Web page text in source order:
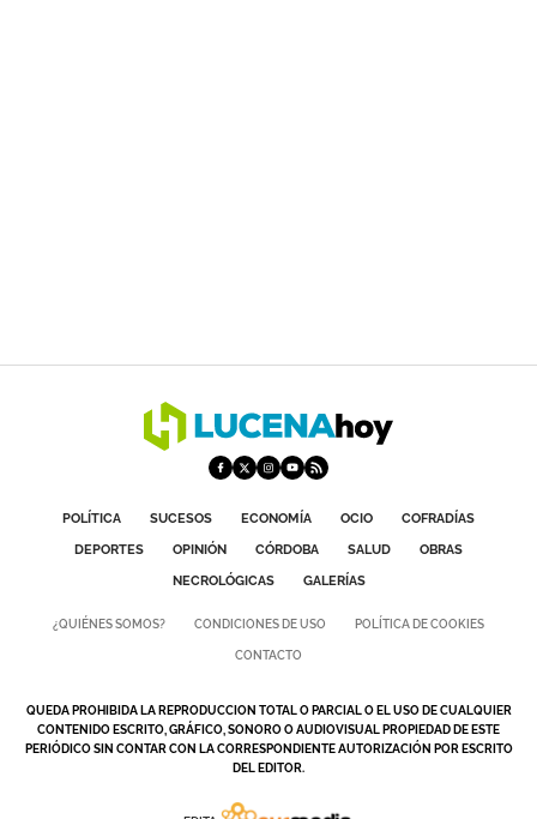
POLÍTICA SUCESOS ECONOMÍA OCIO
COFRADÍAS
DEPORTES
OPINIÓN CÓRDOBA SALUD
OBRAS
NECROLÓGICAS
GALERÍAS
¿QUIÉNES SOMOS? CONDICIONES DE USO POLÍTICA DE COOKIES
CONTACTO
QUEDA PROHIBIDA LA REPRODUCCION TOTAL O PARCIAL O EL USO DE CUALQUIER
CONTENIDO ESCRITO, GRÁFICO, SONORO O AUDIOVISUAL PROPIEDAD DE ESTE
PERIÓDICO SIN CONTAR CON LA CORRESPONDIENTE AUTORIZACIÓN POR ESCRITO
DEL EDITOR.